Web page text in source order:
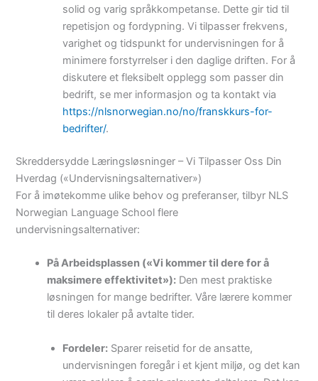
solid og varig språkkompetanse. Dette gir tid til
repetisjon og fordypning. Vi tilpasser frekvens,
varighet og tidspunkt for undervisningen for å
minimere forstyrrelser i den daglige driften. For å
diskutere et fleksibelt opplegg som passer din
bedrift, se mer informasjon og ta kontakt via
https://nlsnorwegian.no/no/franskkurs-for-
bedrifter/.
Skreddersydde Læringsløsninger – Vi Tilpasser Oss Din
Hverdag («Undervisningsalternativer»)
For å imøtekomme ulike behov og preferanser, tilbyr NLS
Norwegian Language School flere
undervisningsalternativer:
På Arbeidsplassen («Vi kommer til dere for å
maksimere effektivitet»): Den mest praktiske
løsningen for mange bedrifter. Våre lærere kommer
til deres lokaler på avtalte tider.
Fordeler: Sparer reisetid for de ansatte,
undervisningen foregår i et kjent miljø, og det kan